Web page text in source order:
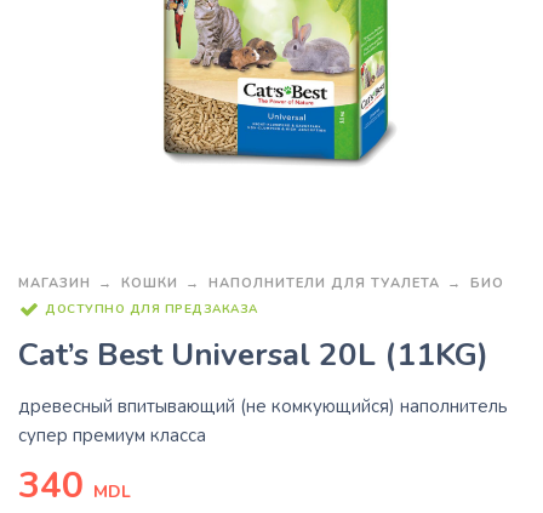
МАГАЗИН КОШКИ НАПОЛНИТЕЛИ ДЛЯ ТУАЛЕТА БИО
ДОСТУПНО ДЛЯ ПРЕДЗАКАЗА
Cat’s Best Universal 20L (11KG)
древесный впитывающий (не комкующийся) наполнитель
супер премиум класса
340 MDL